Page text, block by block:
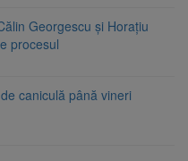
Georgescu și Horațiu
procesul
caniculă până vineri